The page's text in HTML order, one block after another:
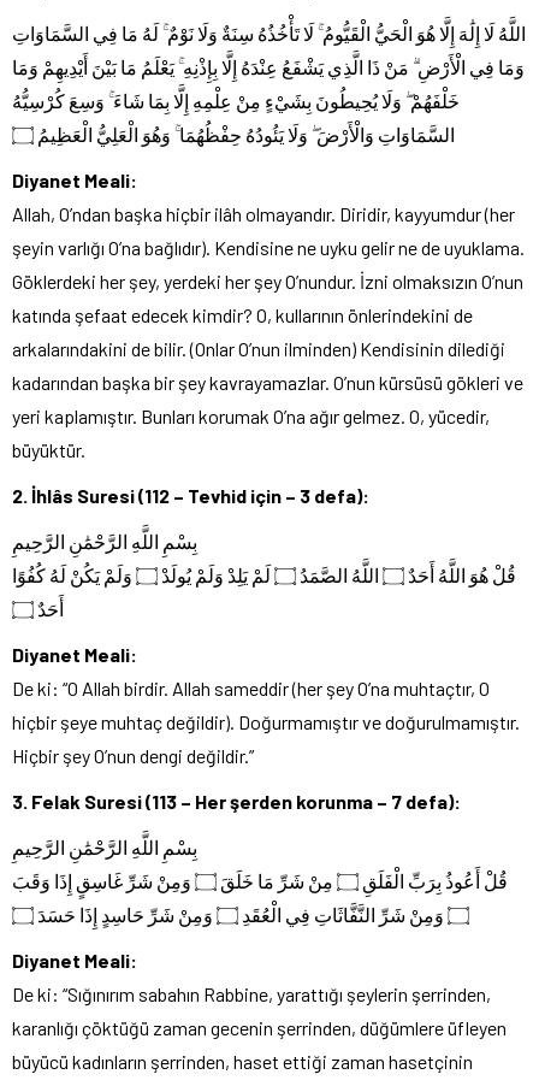
اللَّهُ لَا إِلَٰهَ إِلَّا هُوَ الْحَيُّ الْقَيُّومُ ۚ لَا تَأْخُذُهُ سِنَةٌ وَلَا نَوْمٌ ۚ لَهُ مَا فِي السَّمَاوَاتِ
وَمَا فِي الْأَرْضِ ۗ مَنْ ذَا الَّذِي يَشْفَعُ عِنْدَهُ إِلَّا بِإِذْنِهِ ۚ يَعْلَمُ مَا بَيْنَ أَيْدِيهِمْ وَمَا
خَلْفَهُمْ ۖ وَلَا يُحِيطُونَ بِشَيْءٍ مِنْ عِلْمِهِ إِلَّا بِمَا شَاءَ ۚ وَسِعَ كُرْسِيُّهُ
السَّمَاوَاتِ وَالْأَرْضَ ۖ وَلَا يَئُودُهُ حِفْظُهُمَا ۚ وَهُوَ الْعَلِيُّ الْعَظِيمُ ۝
Diyanet Meali:
Allah, O’ndan başka hiçbir ilâh olmayandır. Diridir, kayyumdur (her
şeyin varlığı O’na bağlıdır). Kendisine ne uyku gelir ne de uyuklama.
Göklerdeki her şey, yerdeki her şey O’nundur. İzni olmaksızın O’nun
katında şefaat edecek kimdir? O, kullarının önlerindekini de
arkalarındakini de bilir. (Onlar O’nun ilminden) Kendisinin dilediği
kadarından başka bir şey kavrayamazlar. O’nun kürsüsü gökleri ve
yeri kaplamıştır. Bunları korumak O’na ağır gelmez. O, yücedir,
büyüktür.
2. İhlâs Suresi (112 – Tevhid için – 3 defa):
بِسْمِ اللَّهِ الرَّحْمَٰنِ الرَّحِيمِ
قُلْ هُوَ اللَّهُ أَحَدٌ ۝ اللَّهُ الصَّمَدُ ۝ لَمْ يَلِدْ وَلَمْ يُولَدْ ۝ وَلَمْ يَكُنْ لَهُ كُفُوًا
أَحَدٌ ۝
Diyanet Meali:
De ki: “O Allah birdir. Allah sameddir (her şey O’na muhtaçtır, O
hiçbir şeye muhtaç değildir). Doğurmamıştır ve doğurulmamıştır.
Hiçbir şey O’nun dengi değildir.”
3. Felak Suresi (113 – Her şerden korunma – 7 defa):
بِسْمِ اللَّهِ الرَّحْمَٰنِ الرَّحِيمِ
قُلْ أَعُوذُ بِرَبِّ الْفَلَقِ ۝ مِنْ شَرِّ مَا خَلَقَ ۝ وَمِنْ شَرِّ غَاسِقٍ إِذَا وَقَبَ
۝ وَمِنْ شَرِّ النَّفَّاثَاتِ فِي الْعُقَدِ ۝ وَمِنْ شَرِّ حَاسِدٍ إِذَا حَسَدَ ۝
Diyanet Meali:
De ki: “Sığınırım sabahın Rabbine, yarattığı şeylerin şerrinden,
karanlığı çöktüğü zaman gecenin şerrinden, düğümlere üfleyen
büyücü kadınların şerrinden, haset ettiği zaman hasetçinin